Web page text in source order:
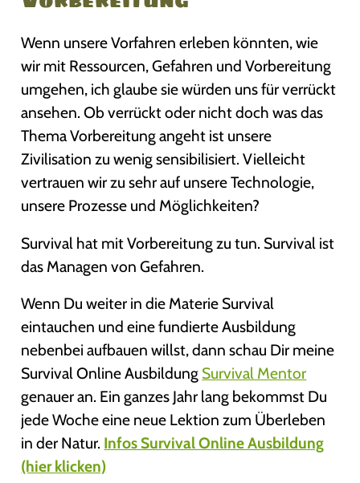
Wenn unsere Vorfahren erleben könnten, wie
wir mit Ressourcen, Gefahren und Vorbereitung
umgehen, ich glaube sie würden uns für verrückt
ansehen. Ob verrückt oder nicht doch was das
Thema Vorbereitung angeht ist unsere
Zivilisation zu wenig sensibilisiert. Vielleicht
vertrauen wir zu sehr auf unsere Technologie,
unsere Prozesse und Möglichkeiten?
Survival hat mit Vorbereitung zu tun. Survival ist
das Managen von Gefahren.
Wenn Du weiter in die Materie Survival
eintauchen und eine fundierte Ausbildung
nebenbei aufbauen willst, dann schau Dir meine
Survival Online Ausbildung Survival Mentor
genauer an. Ein ganzes Jahr lang bekommst Du
jede Woche eine neue Lektion zum Überleben
in der Natur. Infos Survival Online Ausbildung
(hier klicken)